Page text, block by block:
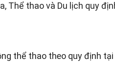
Thể thao và Du lịch quy
thể thao theo quy định tại